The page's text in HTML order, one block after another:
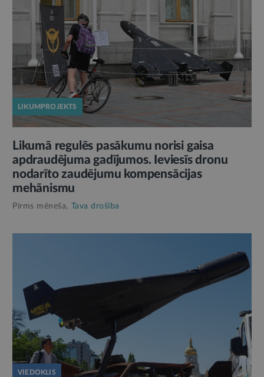
LIKUMPROJEKTS
Likumā regulēs pasākumu norisi gaisa
apdraudējuma gadījumos. Ieviesīs dronu
nodarīto zaudējumu kompensācijas
mehānismu
Pirms mēneša, Tava drošība
VIEDOKLIS